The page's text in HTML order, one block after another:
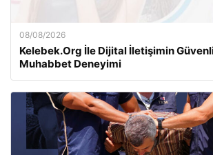
08/08/2026
Kelebek.Org İle Dijital İletişimin
Muhabbet Deneyimi